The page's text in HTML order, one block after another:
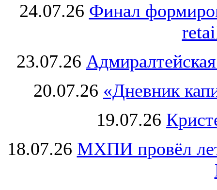
24.07.26 Финал
23.07.26
20.07.26 «Дневник
19.07.26
18.07.26 МХПИ провёл